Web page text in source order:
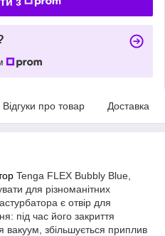
Відгуки про товар Доставка
Tenga FLEX Bubbly Blue,
для різноманітних
є отвір для
під час його закриття
вакуум, збільшується приплив